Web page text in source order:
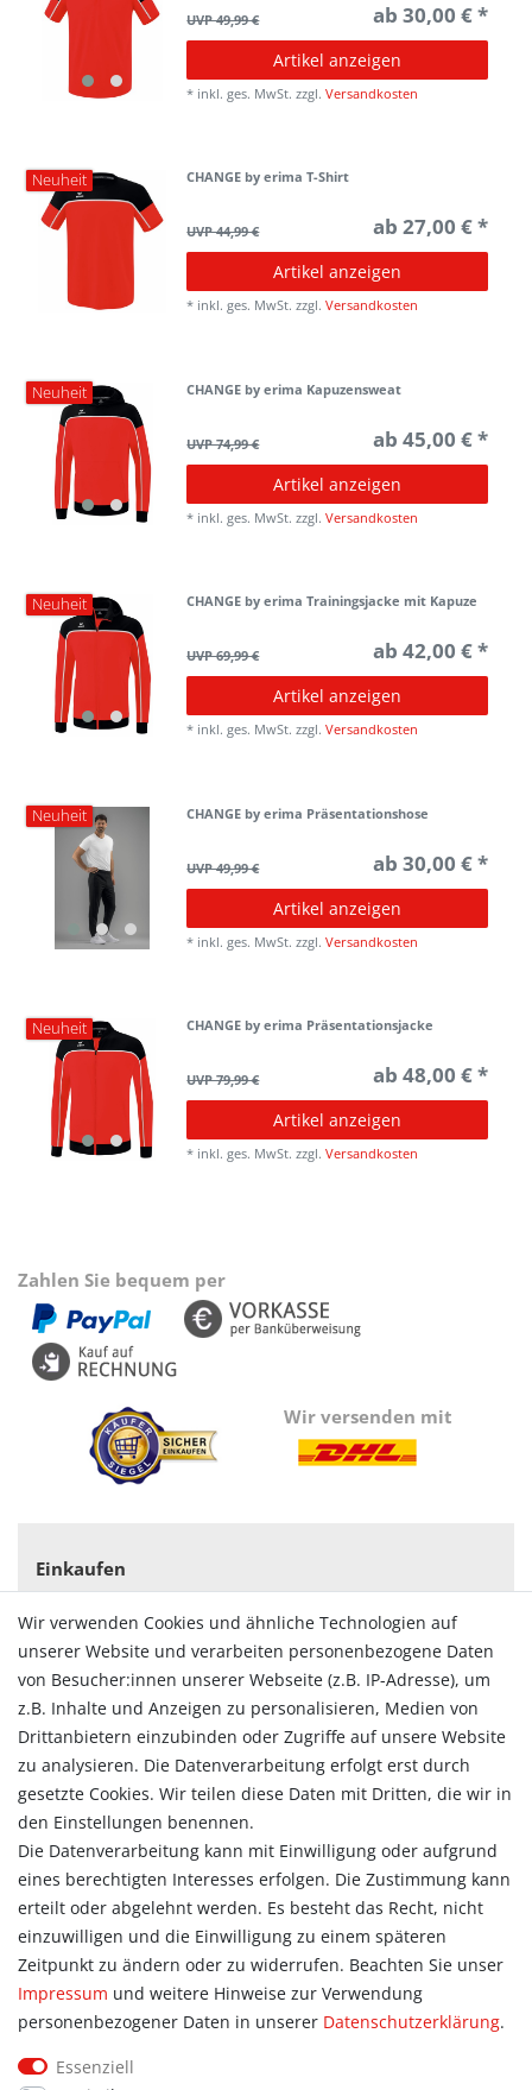
UVP 49,99 € ab 30,00 € *
Artikel anzeigen
* inkl. ges. MwSt. zzgl.Versandkosten
Neuheit CHANGE by erima T-Shirt
UVP 44,99 € ab 27,00 € *
Artikel anzeigen
* inkl. ges. MwSt. zzgl.Versandkosten
Neuheit CHANGE by erima Kapuzensweat
UVP 74,99 € ab 45,00 € *
Artikel anzeigen
* inkl. ges. MwSt. zzgl.Versandkosten
Neuheit CHANGE by erima Trainingsjacke mit Kapuze
UVP 69,99 € ab 42,00 € *
Artikel anzeigen
* inkl. ges. MwSt. zzgl.Versandkosten
Neuheit CHANGE by erima Präsentationshose
UVP 49,99 € ab 30,00 € *
Artikel anzeigen
* inkl. ges. MwSt. zzgl.Versandkosten
Neuheit CHANGE by erima Präsentationsjacke
UVP 79,99 € ab 48,00 € *
Artikel anzeigen
* inkl. ges. MwSt. zzgl.Versandkosten
Zahlen Sie bequem per
Wir versenden mit
Einkaufen
Zahlungsarten
Versandarten & -kosten
Widerrufsrecht
Vertrag widerrufen
Konto
Login
Registrieren
Warenkorb
Zur Kasse
Allgemein
Kontakt
Datenschutzerklärung
AGB
Impressum
Informationen für Vereine
Wir verwenden Cookies und ähnliche Technologien auf
unserer Website und verarbeiten personenbezogene Daten
von Besucher:innen unserer Webseite (z.B. IP-Adresse), um
z.B. Inhalte und Anzeigen zu personalisieren, Medien von
Drittanbietern einzubinden oder Zugriffe auf unsere Website
zu analysieren. Die Datenverarbeitung erfolgt erst durch
gesetzte Cookies. Wir teilen diese Daten mit Dritten, die wir in
den Einstellungen benennen.
Die Datenverarbeitung kann mit Einwilligung oder aufgrund
eines berechtigten Interesses erfolgen. Die Zustimmung kann
erteilt oder abgelehnt werden. Es besteht das Recht, nicht
einzuwilligen und die Einwilligung zu einem späteren
Zeitpunkt zu ändern oder zu widerrufen. Beachten Sie unser
Impressum und weitere Hinweise zur Verwendung
personenbezogener Daten in unserer Daten­schutz­erklärung.
Essenziell